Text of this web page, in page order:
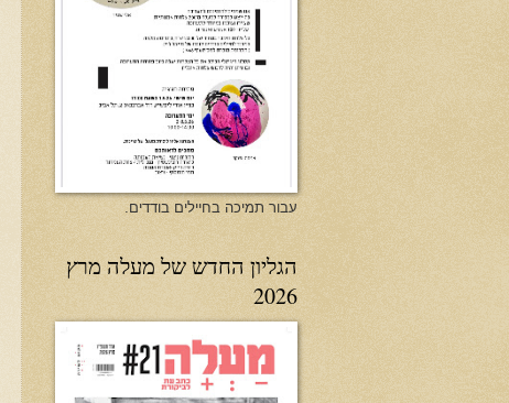
עבור תמיכה בחיילים בודדים.
הגליון החדש של מעלה מרץ
2026